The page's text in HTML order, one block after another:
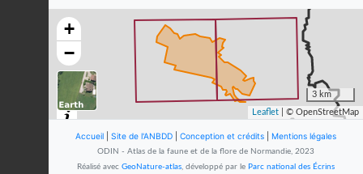
Polygonia c-album(Linnaeus, 1758)
observations
Dernière observation en
Fiche espèce
Agrion jouvencelle
Coenagrion puella
(Linnaeus, 1758)
Dernière observation en
+
−
3 km
Leaflet | © OpenStreetMap
Accueil Site de l'ANBDD Conception et crédits Mentions légales
ODIN - Atlas de la faune et de la flore de Normandie, 2023
Réalisé avec GeoNature-atlas, développé par le Parc national des Écrins